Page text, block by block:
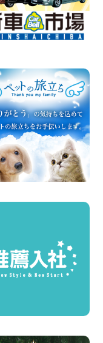
府 寝屋川太間東
タカー 寝屋川太間東町
2026年08月07日
都 墨田両国店
円レンタカー 墨田両国
2026年08月07日
京都 墨田文花店
円レンタカー 墨田文花
2026年08月07日
! 神奈川県 横浜
タカー 横浜旭南本宿町
2026年08月07日
ーが2台になりま
加店
レンタカー 各務原那加
2026年08月06日